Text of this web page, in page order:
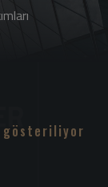
gösteriliyor